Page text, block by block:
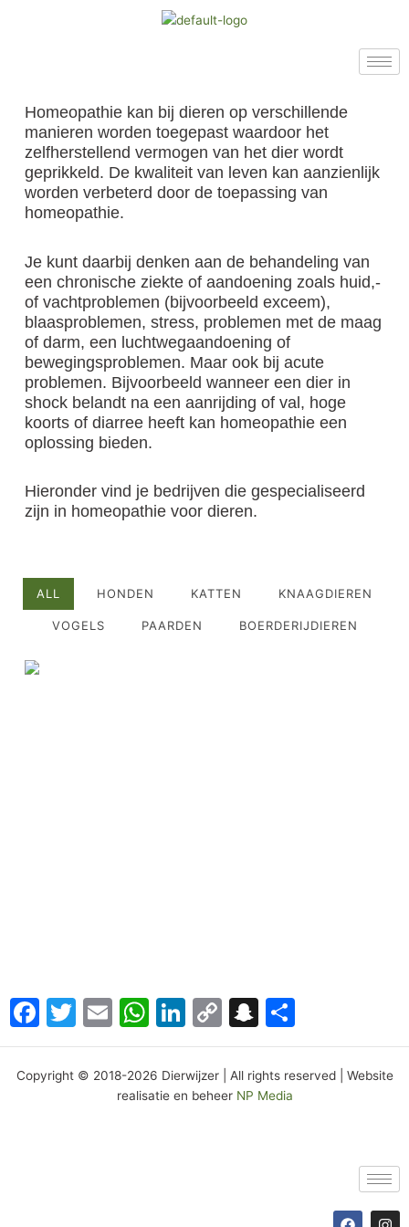
Homeopathie kan bij dieren op verschillende
manieren worden toegepast waardoor het
zelfherstellend vermogen van het dier wordt
geprikkeld. De kwaliteit van leven kan aanzienlijk
worden verbeterd door de toepassing van
homeopathie.
Je kunt daarbij denken aan de behandeling van
een chronische ziekte of aandoening zoals huid,-
of vachtproblemen (bijvoorbeeld exceem),
blaasproblemen, stress, problemen met de maag
of darm, een luchtwegaandoening of
bewegingsproblemen. Maar ook bij acute
problemen. Bijvoorbeeld wanneer een dier in
shock belandt na een aanrijding of val, hoge
koorts of diarree heeft kan homeopathie een
oplossing bieden.
Hieronder vind je bedrijven die gespecialiseerd
zijn in homeopathie voor dieren.
ALL HONDEN KATTEN KNAAGDIEREN
VOGELS PAARDEN BOERDERIJDIEREN
Facebook
Twitter
EmailWhatsApp
LinkedIn
Copy
Link
Snapchat
Copyright © 2018-2026 Dierwijzer | All rights reserved | Website
realisatie en beheer NP Media
F
I